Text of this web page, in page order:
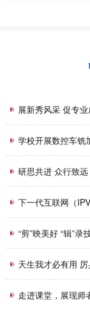
展新秀风采 促专
学校开展数控车铣
定考试工作
研思共进 众行致远
下一代互联网（
认证考试圆满完成！
“剪”映美好 “辑”
频剪辑专项培训
天生我才必有用
走进课堂，展现师